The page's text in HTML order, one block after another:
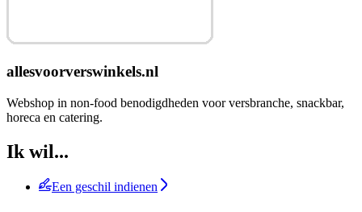
allesvoorverswinkels.nl
Webshop in non-food benodigdheden voor versbranche, snackbar,
horeca en catering.
Ik wil...
Een geschil indienen